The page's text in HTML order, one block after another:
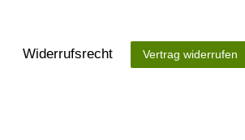
Widerrufs­recht Vertrag widerrufen